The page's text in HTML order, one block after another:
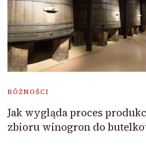
RÓŻNOŚCI
Jak wygląda proces
zbioru winogron do